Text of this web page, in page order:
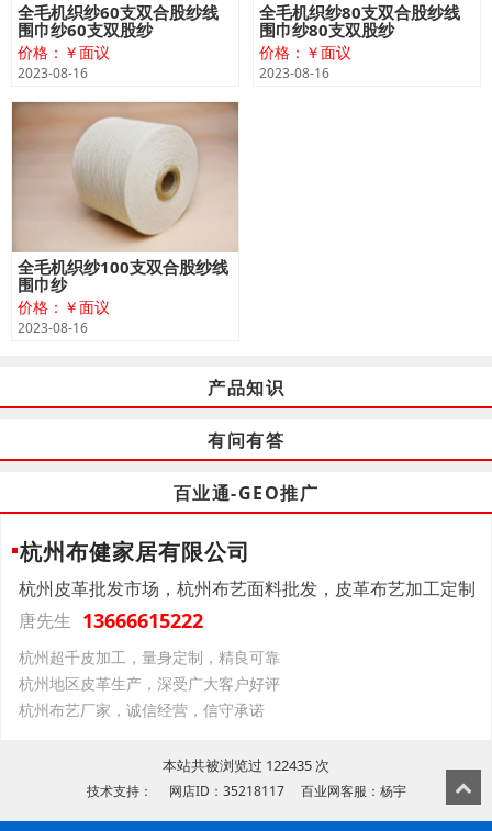
全毛机织纱60支双合股纱线
围巾纱60支双股纱
价格：￥面议
2023-08-16
全毛机织纱80支双合股纱线
围巾纱80支双股纱
价格：￥面议
2023-08-16
全毛机织纱100支双合股纱线
围巾纱
价格：￥面议
2023-08-16
产品知识
有问有答
百业通-GEO推广
杭州布健家居有限公司
杭州皮革批发市场，杭州布艺面料批发，皮革布艺加工定制
唐先生 13666615222
杭州超千皮加工，量身定制，精良可靠
杭州地区皮革生产，深受广大客户好评
杭州布艺厂家，诚信经营，信守承诺
本站共被浏览过 122435 次
技术支持： 网店ID：35218117 百业网客服：杨宇